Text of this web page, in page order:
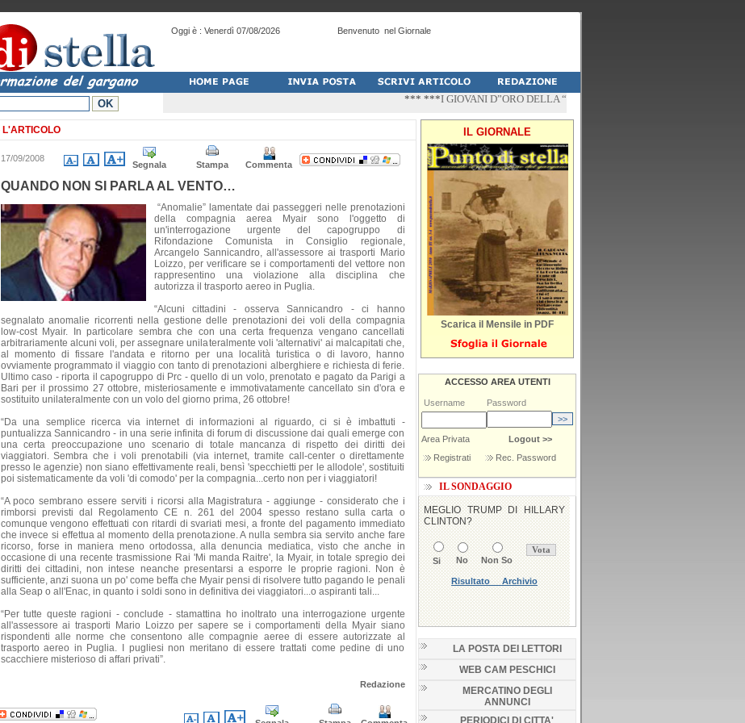
Oggi è : Venerdì 07/08/2026 Benvenuto nel Giornale
*** ***I GIOVANI D”ORO DELLA “PALESTRA-DO” DI PESCHICI
L'ARTICOLO
17/09/2008
Segnala Stampa Commenta
QUANDO NON SI PARLA AL VENTO…
“Anomalie” lamentate dai passeggeri nelle prenotazioni
della compagnia aerea Myair sono l'oggetto di
un'interrogazione urgente del capogruppo di
Rifondazione Comunista in Consiglio regionale,
Arcangelo Sannicandro, all'assessore ai trasporti Mario
Loizzo, per verificare se i comportamenti del vettore non
rappresentino una violazione alla disciplina che
autorizza il trasporto aereo in Puglia.
“Alcuni cittadini - osserva Sannicandro - ci hanno
segnalato anomalie ricorrenti nella gestione delle prenotazioni dei voli della compagnia
low-cost Myair. In particolare sembra che con una certa frequenza vengano cancellati
arbitrariamente alcuni voli, per assegnare unilateralmente voli 'alternativi' ai malcapitati che,
al momento di fissare l'andata e ritorno per una località turistica o di lavoro, hanno
ovviamente programmato il viaggio con tanto di prenotazioni alberghiere e richiesta di ferie.
Ultimo caso - riporta il capogruppo di Prc - quello di un volo, prenotato e pagato da Parigi a
Bari per il prossimo 27 ottobre, misteriosamente e immotivatamente cancellato sin d'ora e
sostituito unilateralmente con un volo del giorno prima, 26 ottobre!
“Da una semplice ricerca via internet di informazioni al riguardo, ci si è imbattuti -
puntualizza Sannicandro - in una serie infinita di forum di discussione dai quali emerge con
una certa preoccupazione uno scenario di totale mancanza di rispetto dei diritti dei
viaggiatori. Sembra che i voli prenotabili (via internet, tramite call-center o direttamente
presso le agenzie) non siano effettivamente reali, bensì 'specchietti per le allodole', sostituiti
poi sistematicamente da voli 'di comodo' per la compagnia...certo non per i viaggiatori!
“A poco sembrano essere serviti i ricorsi alla Magistratura - aggiunge - considerato che i
rimborsi previsti dal Regolamento CE n. 261 del 2004 spesso restano sulla carta o
comunque vengono effettuati con ritardi di svariati mesi, a fronte del pagamento immediato
che invece si effettua al momento della prenotazione. A nulla sembra sia servito anche fare
ricorso, forse in maniera meno ortodossa, alla denuncia mediatica, visto che anche in
occasione di una recente trasmissione Rai 'Mi manda Raitre', la Myair, in totale spregio dei
diritti dei cittadini, non intese neanche presentarsi a esporre le proprie ragioni. Non è
sufficiente, anzi suona un po' come beffa che Myair pensi di risolvere tutto pagando le penali
alla Seap o all'Enac, in quanto i soldi sono in definitiva dei viaggiatori...o aspiranti tali...
“Per tutte queste ragioni - conclude - stamattina ho inoltrato una interrogazione urgente
all'assessore ai trasporti Mario Loizzo per sapere se i comportamenti della Myair siano
rispondenti alle norme che consentono alle compagnie aeree di essere autorizzate al
trasporto aereo in Puglia. I pugliesi non meritano di essere trattati come pedine di uno
scacchiere misterioso di affari privati”.
Redazione
IL GIORNALE
Scarica il Mensile in PDF
ACCESSO AREA UTENTI
Username Password
Area Privata
Logout >>
Registrati
Rec. Password
IL SONDAGGIO
LA POSTA DEI LETTORI
WEB CAM PESCHICI
MERCATINO DEGLI
ANNUNCI
PERIODICI DI CITTA'